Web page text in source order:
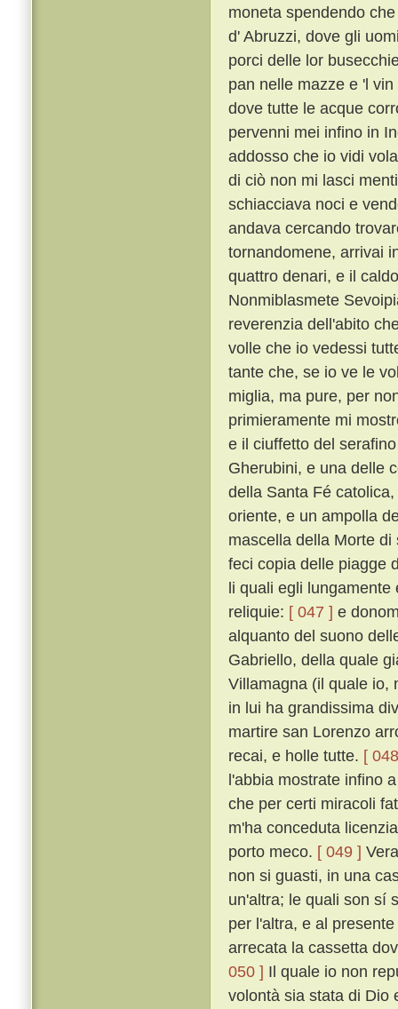
moneta spendendo
d' Abruzzi, dove gli
porci delle lor
pan nelle mazze e 'l
dove tutte le acque
pervenni mei infino in
addosso che io vidi
di ciò non mi lasci
schiacciava noci e
andava cercando
tornandomene, arrivai
quattro denari, e il
Nonmiblasmete
reverenzia dell'abito
volle che io vedessi
tante che, se io ve le
miglia, ma pure, per
primieramente mi
e il ciuffetto del
Gherubini, e una delle
della Santa Fé
oriente, e un ampolla
mascella della Morte
feci copia delle piagge
li quali egli
reliquie: [ 047 ] e
alquanto del suono
Gabriello, della quale
Villamagna (il quale io,
in lui ha grandissima
martire san Lorenzo
recai, e holle tutte. [
l'abbia mostrate infino
che per certi miracoli
m'ha conceduta
porto meco. [ 049 ]
non si guasti, in una
un'altra; le quali son sí
per l'altra, e al
arrecata la cassetta
050 ] Il quale io non
volontà sia stata di Dio